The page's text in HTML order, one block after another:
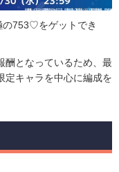
753♡をゲットでき
酬となっているため、最
定キャラを中心に編成を